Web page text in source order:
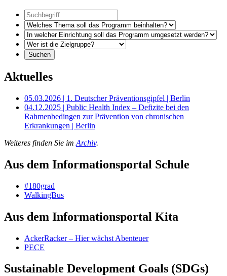
Aktuelles
05.03.2026 | 1. Deutscher Präventionsgipfel | Berlin
04.12.2025 | Public Health Index – Defizite bei den
Rahmenbedingen zur Prävention von chronischen
Erkrankungen | Berlin
Weiteres finden Sie im Archiv.
Aus dem Informationsportal Schule
#180grad
WalkingBus
Aus dem Informationsportal Kita
AckerRacker – Hier wächst Abenteuer
PECE
Sustainable Development Goals (SDGs)